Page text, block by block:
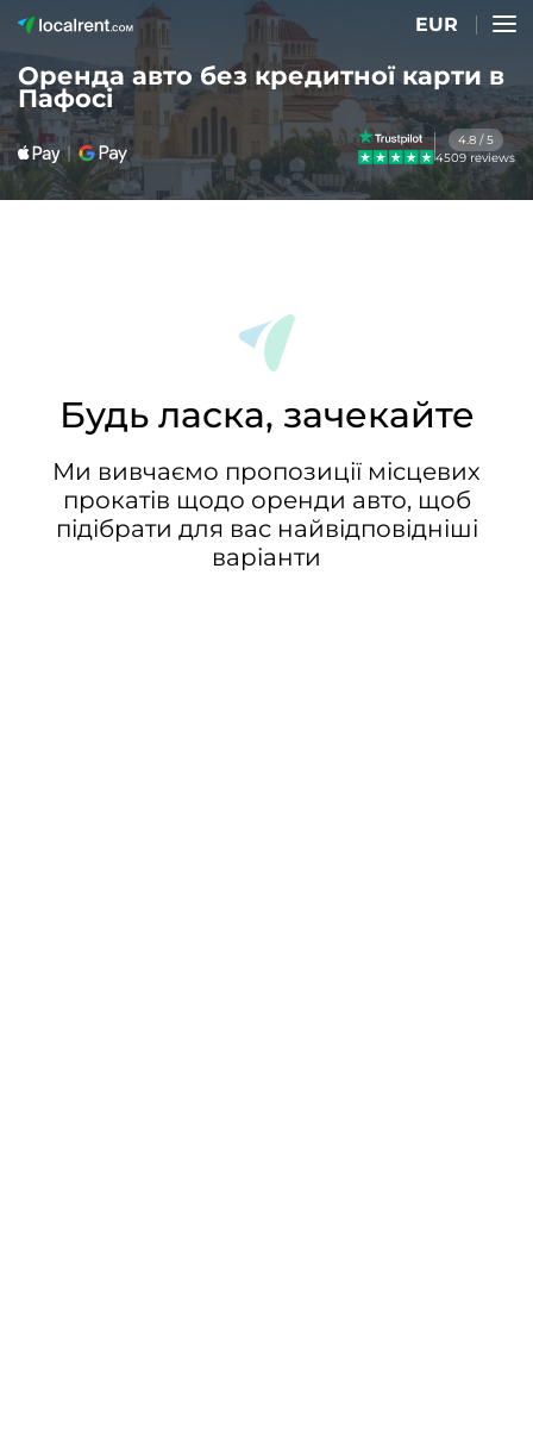
EUR
Оренда авто без кредитної карти в
Пафосі
4.8 / 5
4509 reviews
Будь ласка, зачекайте
Ми вивчаємо пропозиції місцевих
прокатів щодо оренди авто, щоб
підібрати для вас найвідповідніші
варіанти